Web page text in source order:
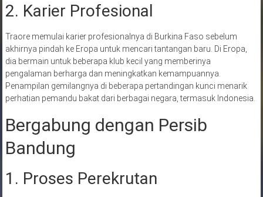
2. Karier Profesional
Traore memulai karier profesionalnya di Burkina Faso sebelum
akhirnya pindah ke Eropa untuk mencari tantangan baru. Di Eropa,
dia bermain untuk beberapa klub kecil yang memberinya
pengalaman berharga dan meningkatkan kemampuannya.
Penampilan gemilangnya di beberapa pertandingan kunci menarik
perhatian pemandu bakat dari berbagai negara, termasuk Indonesia.
Bergabung dengan Persib
Bandung
1. Proses Perekrutan